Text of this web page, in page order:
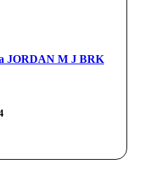
JORDAN M J BRK